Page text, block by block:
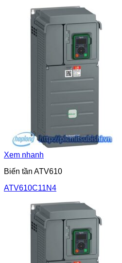
Xem nhanh
Biến tần ATV610
ATV610C11N4